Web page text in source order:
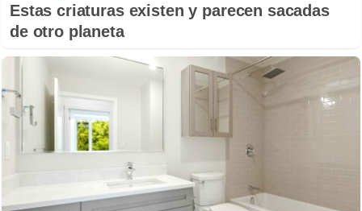
Estas criaturas existen y parecen sacadas
de otro planeta